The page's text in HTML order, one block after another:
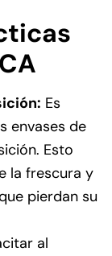
Es
envases de
Esto
la frescura y
pierdan su
al